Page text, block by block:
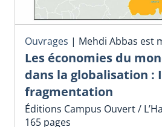
Ouvrages | Mehdi Abbas est
Les économies du
dans la globalisation
fragmentation
Éditions Campus Ouvert /
165 pages